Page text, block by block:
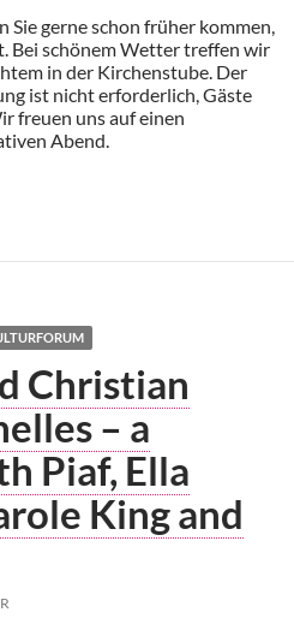
Sie gerne schon früher kommen,
Bei schönem Wetter treffen wir
in der Kirchenstube. Der
ist nicht erforderlich, Gäste
freuen uns auf einen
Abend.
Christian
– a
Piaf, Ella
King and